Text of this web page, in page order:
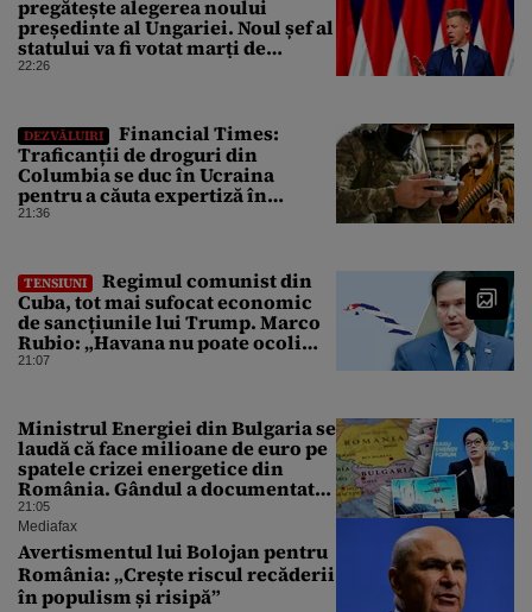
pregătește alegerea noului
președinte al Ungariei. Noul șef al
statului va fi votat marți de
Parlament
22:26
DEZVĂLUIRI
Financial Times:
Traficanții de droguri din
Columbia se duc în Ucraina
pentru a căuta expertiză în
domeniul dronelor
21:36
TENSIUNI
Regimul comunist din
Cuba, tot mai sufocat economic
de sancțiunile lui Trump. Marco
Rubio: „Havana nu poate ocoli
sancțiunile prin mimat reforme”
21:07
Ministrul Energiei din Bulgaria se
laudă că face milioane de euro pe
spatele crizei energetice din
România. Gândul a documentat
cazul
21:05
Mediafax
Avertismentul lui Bolojan pentru
România: „Crește riscul recăderii
în populism și risipă”